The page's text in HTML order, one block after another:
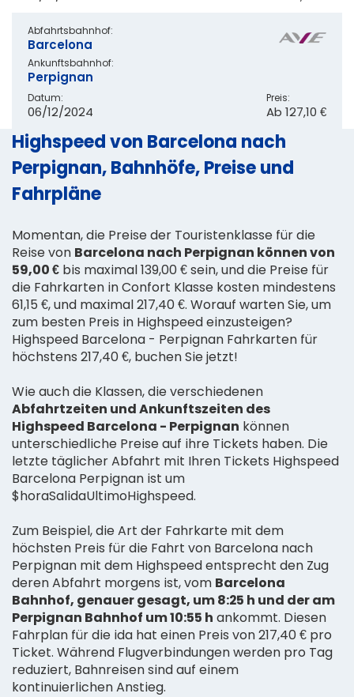
Abfahrtsbahnhof:
Barcelona
Ankunftsbahnhof:
Perpignan
Datum:
06/12/2024
Preis:
Ab 127,10 €
Highspeed von Barcelona nach
Perpignan, Bahnhöfe, Preise und
Fahrpläne
Momentan, die Preise der Touristenklasse für die
Reise von Barcelona nach Perpignan können von
59,00 € bis maximal 139,00 € sein, und die Preise für
die Fahrkarten in Confort Klasse kosten mindestens
61,15 €, und maximal 217,40 €. Worauf warten Sie, um
zum besten Preis in Highspeed einzusteigen?
Highspeed Barcelona - Perpignan Fahrkarten für
höchstens 217,40 €, buchen Sie jetzt!
Wie auch die Klassen, die verschiedenen
Abfahrtzeiten und Ankunftszeiten des
Highspeed Barcelona - Perpignan können
unterschiedliche Preise auf ihre Tickets haben. Die
letzte täglicher Abfahrt mit Ihren Tickets Highspeed
Barcelona Perpignan ist um
$horaSalidaUltimoHighspeed.
Zum Beispiel, die Art der Fahrkarte mit dem
höchsten Preis für die Fahrt von Barcelona nach
Perpignan mit dem Highspeed entsprecht den Zug
deren Abfahrt morgens ist, vom Barcelona
Bahnhof, genauer gesagt, um 8:25 h und der am
Perpignan Bahnhof um 10:55 h ankommt. Diesen
Fahrplan für die ida hat einen Preis von 217,40 € pro
Ticket. Während Flugverbindungen werden pro Tag
reduziert, Bahnreisen sind auf einem
kontinuierlichen Anstieg.